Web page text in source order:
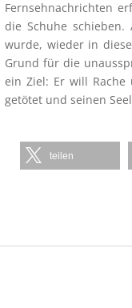
Fernsehnachrichten
die Schuhe
wurde, wieder in
Grund für die
ein Ziel: Er will Rache
getötet und seinen
teilen